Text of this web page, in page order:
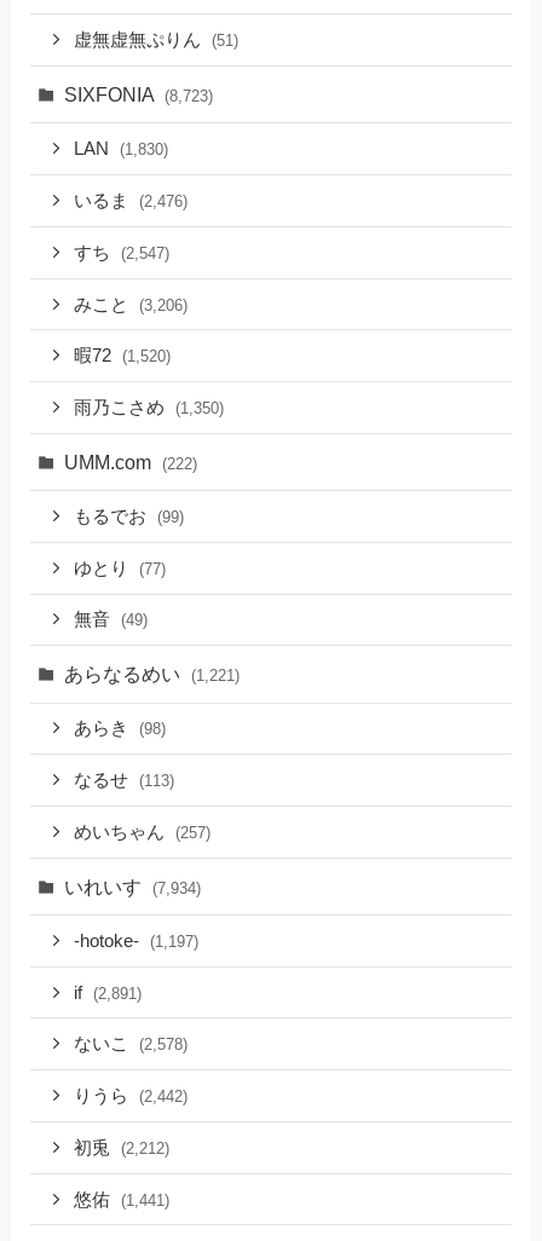
虚無虚無ぷりん (51)
SIXFONIA (8,723)
LAN (1,830)
いるま (2,476)
すち (2,547)
みこと (3,206)
暇72 (1,520)
雨乃こさめ (1,350)
UMM.com (222)
もるでお (99)
ゆとり (77)
無音 (49)
あらなるめい (1,221)
あらき (98)
なるせ (113)
めいちゃん (257)
いれいす (7,934)
-hotoke- (1,197)
if (2,891)
ないこ (2,578)
りうら (2,442)
初兎 (2,212)
悠佑 (1,441)